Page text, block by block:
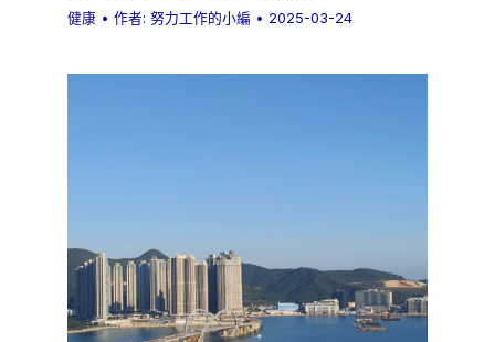
健康 • 作者:努力工作的小編 • 2025-03-24